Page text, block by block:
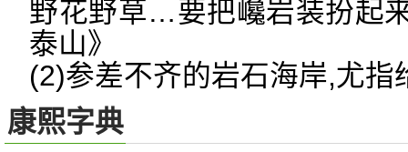
野花野草…要把巉岩装扮起
泰山》
(2)参差不齐的岩石海岸,尤指
康熙字典